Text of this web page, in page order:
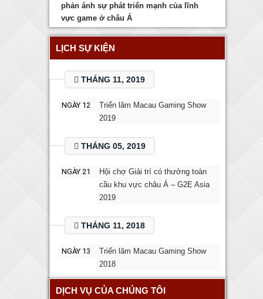
phản ánh sự phát triển mạnh của lĩnh
vực game ở châu Á
LỊCH SỰ KIỆN
THÁNG 11, 2019
NGÀY 12
Triển lãm Macau Gaming Show
2019
THÁNG 05, 2019
NGÀY 21
Hội chợ Giải trí có thưởng toàn
cầu khu vực châu Á – G2E Asia
2019
THÁNG 11, 2018
NGÀY 13
Triển lãm Macau Gaming Show
2018
DỊCH VỤ CỦA CHÚNG TÔI